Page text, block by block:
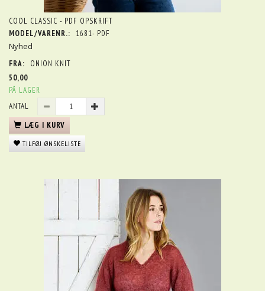
COOL CLASSIC - PDF OPSKRIFT
MODEL/VARENR.:
1681- PDF
Nyhed
FRA:
ONION KNIT
50,00
PÅ LAGER
ANTAL
LÆG I KURV
TILFØJ ØNSKELISTE